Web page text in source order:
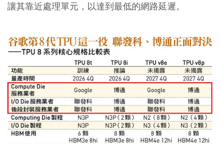
讓其靠近處理單元，以達到最低的網路延遲。